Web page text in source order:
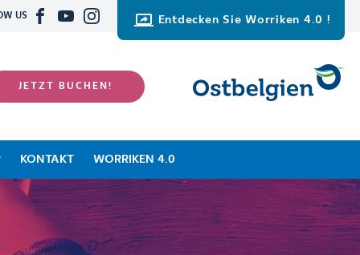
US Entdecken Sie Worriken 4.0 !
JETZT BUCHEN!
KONTAKT WORRIKEN 4.0